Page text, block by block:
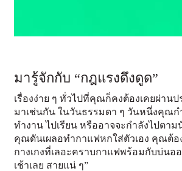
มารู้จักกับ “กฎแรงดึงดูด”
เรื่องง่าย ๆ ทั่วไปที่คุณก็คงต้องเคยผ่าน
มาเช่นกัน ในวันธรรมดา ๆ วันหนึ่งคุณก
ทำงาน ไปเรียน หรืออาจจะกำลังไปตา
คุณดันเผลอทำกาแฟหกใส่ตัวเอง คุณต้อ
กางเกงที่เลอะคราบกาแฟพร้อมกับบ่นอ
เช้าเลย สายแน่ ๆ”